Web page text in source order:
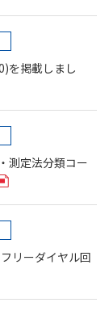
を掲載しまし
測定法分類コー
リーダイヤル回